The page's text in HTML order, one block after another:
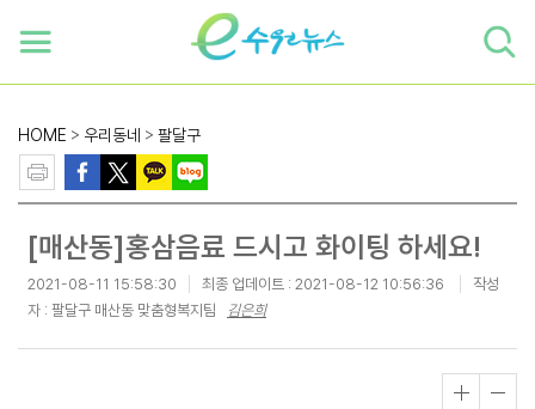
HOME > 우리동네 > 팔달구
[매산동]홍삼음료 드시고 화이팅 하세요!
2021-08-11 15:58:30 최종 업데이트 : 2021-08-12 10:56:36
작성
자 : 팔달구 매산동 맞춤형복지팀
김은희